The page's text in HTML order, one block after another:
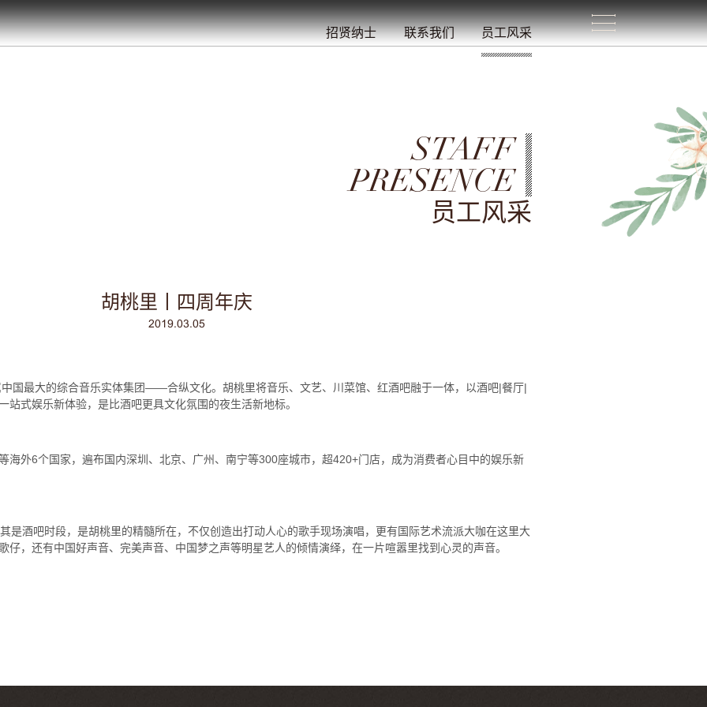
招贤纳士 联系我们 员工风采
STAFF
PRESENCE
员工风采
胡桃里丨四周年庆
2019.03.05
国最大的综合音乐实体集团——合纵文化。胡桃里将音乐、文艺、川菜馆、红酒吧融于一体，以酒吧|餐厅|
站式娱乐新体验，是比酒吧更具文化氛围的夜生活新地标。
海外6个国家，遍布国内深圳、北京、广州、南宁等300座城市，超420+门店，成为消费者心目中的娱乐新
是酒吧时段，是胡桃里的精髓所在，不仅创造出打动人心的歌手现场演唱，更有国际艺术流派大咖在这里大
仔，还有中国好声音、完美声音、中国梦之声等明星艺人的倾情演绎，在一片喧嚣里找到心灵的声音。